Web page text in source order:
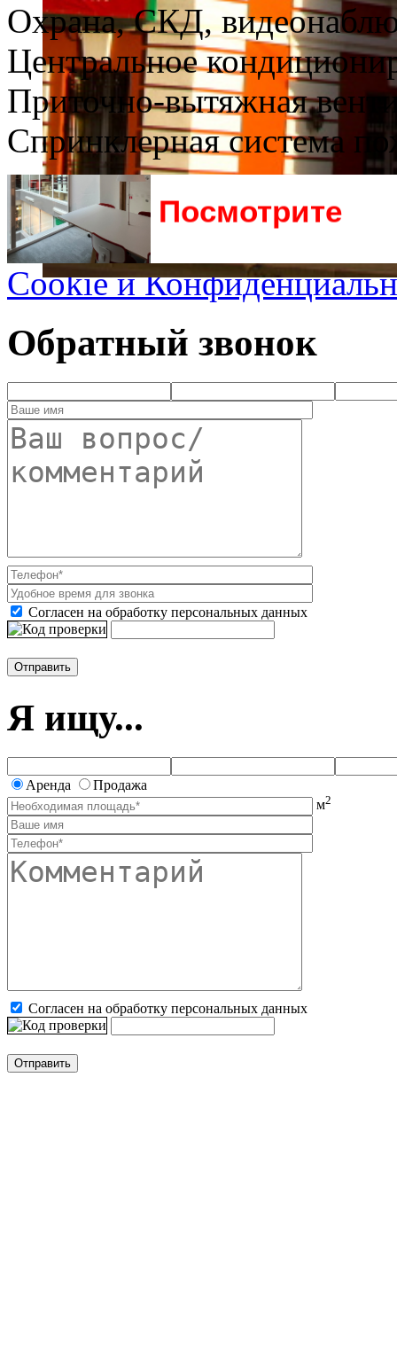
Охрана, СКД,
Центральное
Приточно-вытяжная
Спринклерная система
Посмотрите
Cookie и
Обратный звонок
Согласен на обработку персональных данных
Я ищу...
Аренда
Продажа
м2
Согласен на обработку персональных данных